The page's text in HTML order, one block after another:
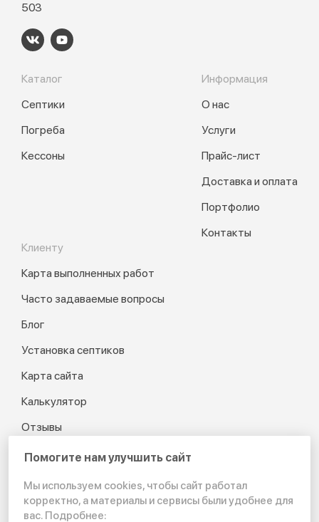
503
Каталог
Септики
Погреба
Кессоны
Информация
О нас
Услуги
Прайс-лист
Доставка и оплата
Портфолио
Контакты
Клиенту
Карта выполненных работ
Часто задаваемые вопросы
Блог
Установка септиков
Карта сайта
Калькулятор
Отзывы
© 2012-2026 Канализация
в частном доме и на даче
Помогите нам улучшить сайт
Мы используем cookies, чтобы сайт работал
корректно, а материалы и сервисы были удобнее для
вас. Подробнее: